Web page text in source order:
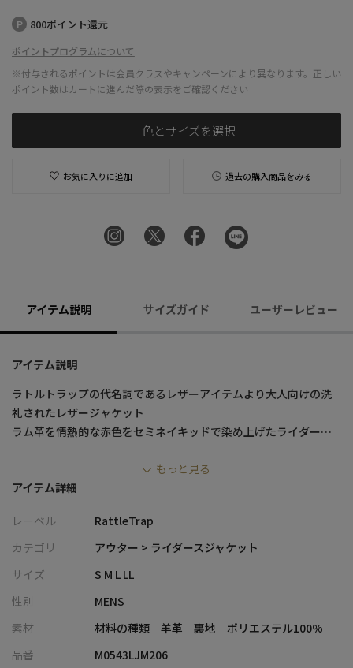
800ポイント還元
ポイントプログラムについて
※付与されるポイントは会員クラスやキャンペーンにより異なります。正しい
ポイント数はカートに進んだ際の表示をご確認ください
色とサイズを選択
お気に入りに追加 過去の購入商品をみる
アイテム説明 サイズガイド ユーザーレビュー
アイテム説明
ラトルトラップの代名詞であるレザーアイテムより大人向けの洗
礼されたレザージャケット
ラム革を情熱的な赤色をセミネイキッドで染め上げたライダー
リンクス梅田店とオンラインストア限定カラー
ラムナッパ(子羊の革)を使用した新型レザーライダースジャケッ
ト。
徴。
ファスナー部分には、YKK最高級のエクセラファスナーを仕様し、
洗礼された大人のライダースジャケットに仕上げました。
定番のレザージャケットをお持ちの方にもぜひゲットしていただ
もっと見る
アイテム詳細
レーベル
RattleTrap
カテゴリ
アウター > ライダースジャケット
サイズ
S M L LL
性別
MENS
素材
材料の種類 羊革 裏地 ポリエステル100%
品番
M0543LJM206